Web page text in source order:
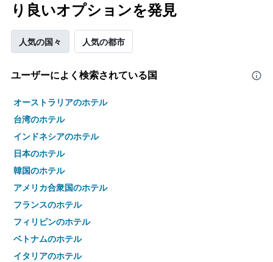
り良いオプションを発見
人気の国々 人気の都市
ユーザーによく検索されている国
オーストラリアのホテル
台湾のホテル
インドネシアのホテル
日本のホテル
韓国のホテル
アメリカ合衆国のホテル
フランスのホテル
フィリピンのホテル
ベトナムのホテル
イタリアのホテル